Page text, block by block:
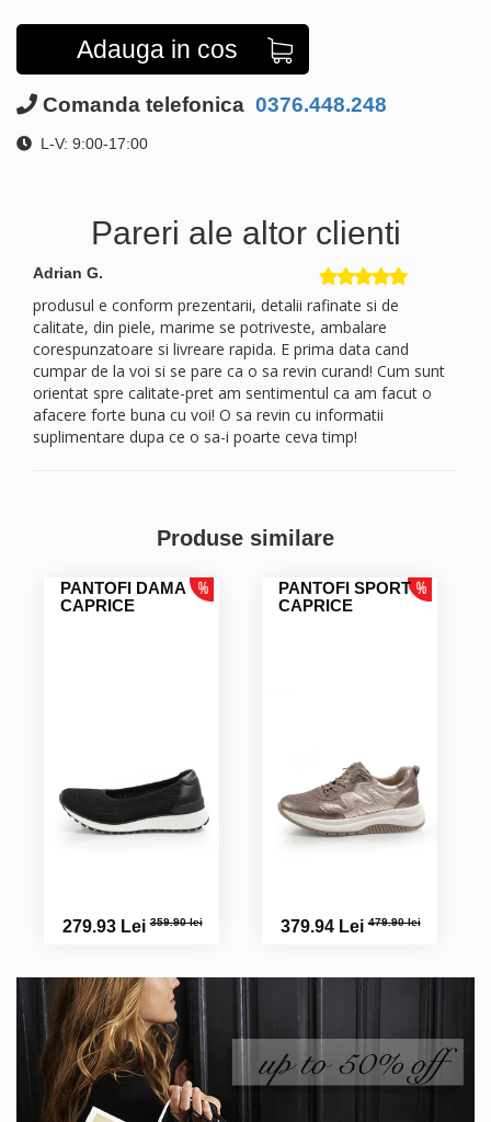
Adauga in cos
Comanda telefonica 0376.448.248
L-V: 9:00-17:00
Pareri ale altor clienti
Adrian G.
produsul e conform prezentarii, detalii rafinate si de
calitate, din piele, marime se potriveste, ambalare
corespunzatoare si livreare rapida. E prima data cand
cumpar de la voi si se pare ca o sa revin curand! Cum sunt
orientat spre calitate-pret am sentimentul ca am facut o
afacere forte buna cu voi! O sa revin cu informatii
suplimentare dupa ce o sa-i poarte ceva timp!
Produse similare
PANTOFI DAMA
CAPRICE
279.93 Lei359.90 lei
PANTOFI SPORT
CAPRICE
379.94 Lei479.90 lei